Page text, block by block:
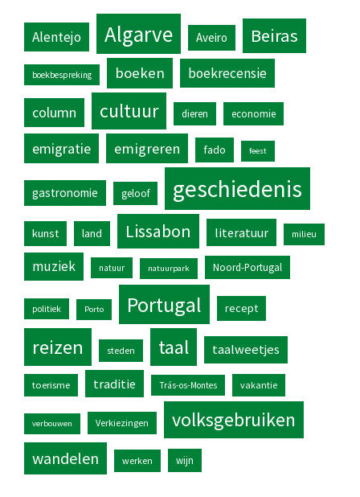
Alentejo Algarve Aveiro Beiras
boekbespreking boeken boekrecensie
column cultuur dieren economie
emigratie emigreren fado feest
gastronomie geloof geschiedenis
kunst land Lissabon literatuur milieu
muziek natuur natuurpark Noord-Portugal
politiek Porto Portugal recept
reizen steden taal taalweetjes
toerisme traditie Trás-os-Montes vakantie
verbouwen Verkiezingen volksgebruiken
wandelen werken wijn